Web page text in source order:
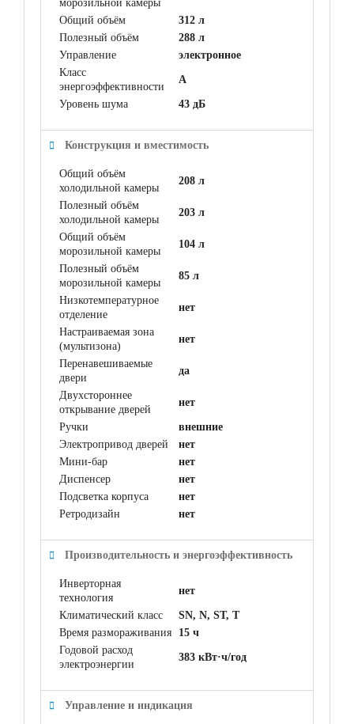
морозильной камеры
Общий объём
312 л
Полезный объём
288 л
Управление
электронное
Класс
энергоэффективности
A
Уровень шума 43 дБ
Конструкция и вместимость
Общий объём
холодильной камеры
208 л
Полезный объём
холодильной камеры
203 л
Общий объём
морозильной камеры
104 л
Полезный объём
морозильной камеры
85 л
Низкотемпературное
отделение
нет
Настраиваемая зона
(мультизона)
нет
Перенавешиваемые
двери
да
Двухстороннее
открывание дверей
нет
Ручки
внешние
Электропривод дверей
нет
Мини-бар
нет
Диспенсер
нет
Подсветка корпуса
нет
Ретродизайн
нет
Производительность и энергоэффективность
Инверторная
технология
нет
Климатический класс
SN, N, ST, T
Время размораживания
15 ч
Годовой расход
электроэнергии
383 кВт·ч/год
Управление и индикация